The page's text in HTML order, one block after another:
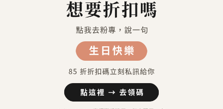
宅配到府（金門／馬祖／澎湖 外島地區除外）
金門／馬祖／澎湖 等外島地區（郵寄）
港澳地區（順豐運費到付）
付款方式
信用卡付款（SHOPLINE Pay）
Apple Pay
7-11 超商取貨付款
LINE Pay
匯款 (台灣脈騰指定帳號)